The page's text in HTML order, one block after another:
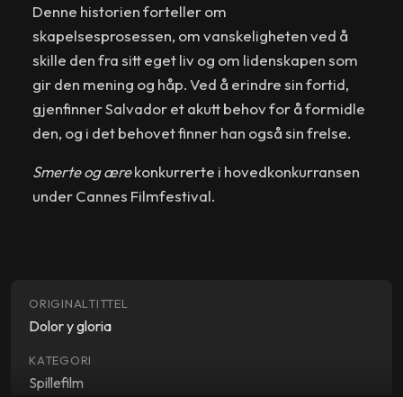
Denne historien forteller om
skapelsesprosessen, om vanskeligheten ved å
skille den fra sitt eget liv og om lidenskapen som
gir den mening og håp. Ved å erindre sin fortid,
gjenfinner Salvador et akutt behov for å formidle
den, og i det behovet finner han også sin frelse.
Smerte og ærekonkurrerte i hovedkonkurransen
under Cannes Filmfestival.
ORIGINALTITTEL
Dolor y gloria
KATEGORI
Spillefilm